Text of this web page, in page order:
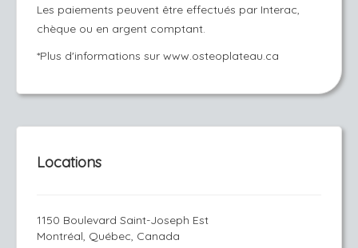
Les paiements peuvent être effectués par Interac,
chèque ou en argent comptant.
*Plus d'informations sur www.osteoplateau.ca
Locations
1150 Boulevard Saint-Joseph Est
Montréal, Québec, Canada